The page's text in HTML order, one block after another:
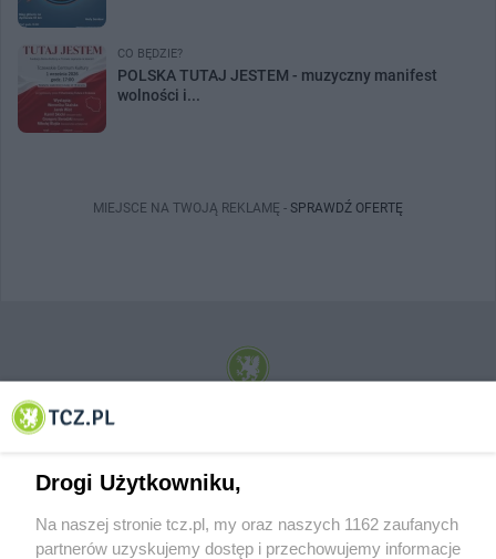
CO BĘDZIE?
POLSKA TUTAJ JESTEM - muzyczny manifest
wolności i...
MIEJSCE NA TWOJĄ REKLAMĘ - SPRAWDŹ OFERTĘ
© 2001-2026 Tczew - TCZ.PL Sp. z o.o. Internetowy Serwis Informacyjny Miasta
Drogi Użytkowniku,
Na naszej stronie tcz.pl, my oraz naszych 1162 zaufanych
partnerów uzyskujemy dostęp i przechowujemy informacje